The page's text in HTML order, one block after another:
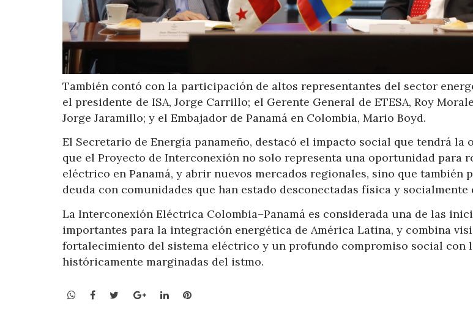
También contó con la participación de altos representantes del sector
el presidente de ISA, Jorge Carrillo; el Gerente General de ETESA, Roy
Jorge Jaramillo; y el Embajador de Panamá en Colombia, Mario Boyd.
El Secretario de Energía panameño, destacó el impacto social que tendrá la
que el Proyecto de Interconexión no solo representa una oportunidad para
eléctrico en Panamá, y abrir nuevos mercados regionales, sino que también
deuda con comunidades que han estado desconectadas física y socialmente
La Interconexión Eléctrica Colombia–Panamá es considerada una de las
importantes para la integración energética de América Latina, y combina
fortalecimiento del sistema eléctrico y un profundo compromiso social con
históricamente marginadas del istmo.
WhatsApp
Facebook
TwitterGoogle+LinkedInPinterest